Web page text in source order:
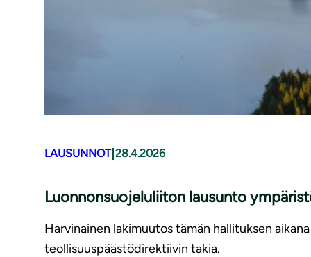
LAUSUNNOT| 28.4.2026
Luonnonsuojeluliiton lausunto
Harvinainen lakimuutos tämän hallituksen
teollisuuspäästödirektiivin takia.